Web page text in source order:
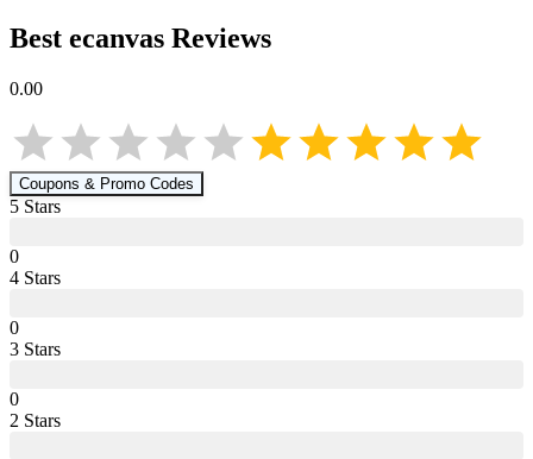
Best ecanvas Reviews
0.00
Coupons & Promo Codes
5 Stars
0
4 Stars
0
3 Stars
0
2 Stars